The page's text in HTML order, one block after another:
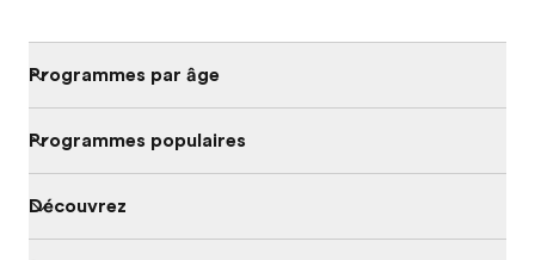
Programmes par âge
Programmes populaires
Découvrez